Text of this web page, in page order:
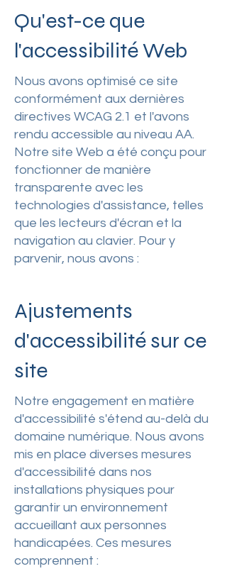
Qu'est-ce que
l'accessibilité Web
Nous avons optimisé ce site
conformément aux dernières
directives WCAG 2.1 et l'avons
rendu accessible au niveau AA.
Notre site Web a été conçu pour
fonctionner de manière
transparente avec les
technologies d'assistance, telles
que les lecteurs d'écran et la
navigation au clavier. Pour y
parvenir, nous avons :
Ajustements
d'accessibilité sur ce
site
Notre engagement en matière
d'accessibilité s'étend au-delà du
domaine numérique. Nous avons
mis en place diverses mesures
d'accessibilité dans nos
installations physiques pour
garantir un environnement
accueillant aux personnes
handicapées. Ces mesures
comprennent :